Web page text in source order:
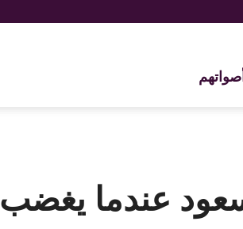
عندما يغضب